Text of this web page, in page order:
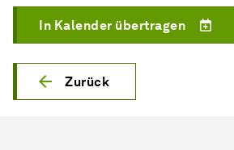
Zurück
In Kalender übertragen